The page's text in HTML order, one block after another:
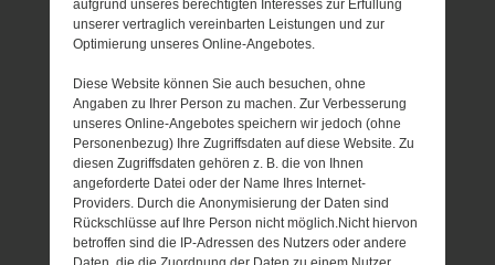
aufgrund unseres berechtigten Interesses zur Erfüllung
unserer vertraglich vereinbarten Leistungen und zur
Optimierung unseres Online-Angebotes.
Diese Website können Sie auch besuchen, ohne
Angaben zu Ihrer Person zu machen. Zur Verbesserung
unseres Online-Angebotes speichern wir jedoch (ohne
Personenbezug) Ihre Zugriffsdaten auf diese Website. Zu
diesen Zugriffsdaten gehören z. B. die von Ihnen
angeforderte Datei oder der Name Ihres Internet-
Providers. Durch die Anonymisierung der Daten sind
Rückschlüsse auf Ihre Person nicht möglich.Nicht hiervon
betroffen sind die IP-Adressen des Nutzers oder andere